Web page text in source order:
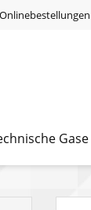
Gase